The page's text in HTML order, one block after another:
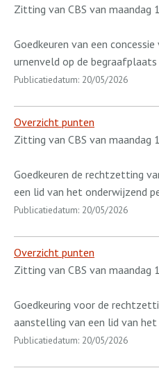
Zitting van CBS van maandag
Goedkeuren van een
urnenveld op de
Publicatiedatum: 20/05/2026
Overzicht punten
Zitting van CBS van maandag
Goedkeuren de rechtzetting
een lid van het onderwijzend
Publicatiedatum: 20/05/2026
Overzicht punten
Zitting van CBS van maandag
Goedkeuring voor de
aanstelling van een lid van
Publicatiedatum: 20/05/2026